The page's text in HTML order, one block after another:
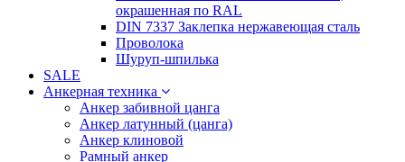
окрашенная по RAL
DIN 7337 Заклепка нержавеющая сталь
Проволока
Шуруп-шпилька
SALE
Анкерная техника
Анкер забивной цанга
Анкер латунный (цанга)
Анкер клиновой
Рамный анкер